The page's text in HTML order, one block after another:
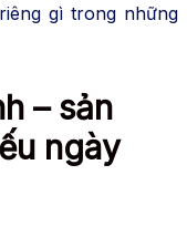
gì trong những
– sản
ngày